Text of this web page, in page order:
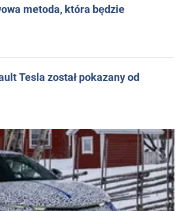
metoda, która będzie
Tesla został pokazany od